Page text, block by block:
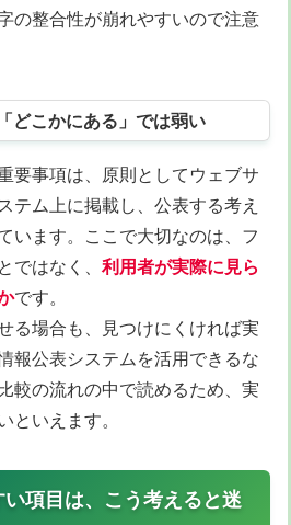
の整合性が崩れやすいので注意
どこかにある」では弱い
要事項は、原則としてウェブサ
テム上に掲載し、公表する考え
います。ここで大切なのは、フ
ではなく、 利用者が実際に見ら
です。
る場合も、見つけにくければ実
報公表システムを活用できるな
較の流れの中で読めるため、実
といえます。
項目は、こう考えると迷